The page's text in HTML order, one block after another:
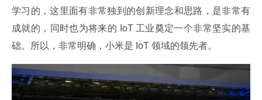
学习的，这里面有非常独到的创新理念和思路，是非常有
成就的，同时也为将来的 IoT 工业奠定一个非常坚实的基
础。所以，非常明确，小米是 IoT 领域的领先者。